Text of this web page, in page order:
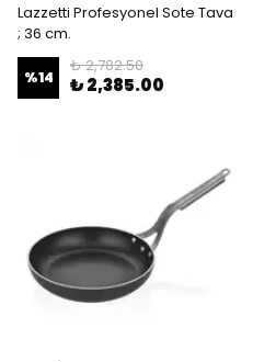
Lazzetti Profesyonel Sote Tava
; 36 cm.
%14
₺ 2,782.50
₺ 2,385.00